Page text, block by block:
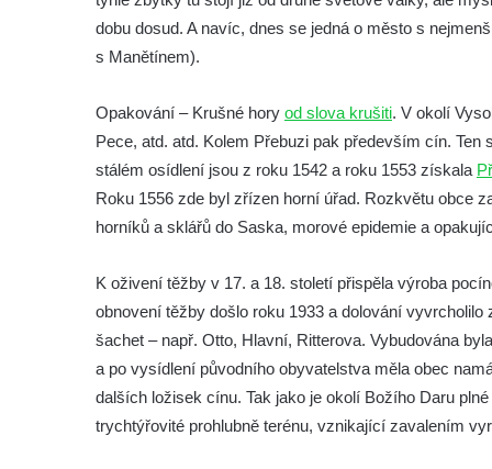
Dům čp. 104/9 na Lužickém náměstí v
Rumburku
Dům čp. 99/4 na Lužickém náměstí v
Rumburku (tiskárna Heinricha Pfeifera)
Bývalý špitál v Teplé
Josef Meisel jun., tkalcovna a barevna u
Mattoniho továrna v lázních Kyselka
Vilemínka (Vilemínin dvůr) v lázních
Kyselka
Švýcarský dvůr v lázních Kyselka
dobu dosud. A navíc, dnes se jedná o město s
s Manětínem).
Opakování – Krušné hory od slova krušiti. V okolí
Pece, atd. atd. Kolem Přebuzi pak především cín.
stálém osídlení jsou z roku 1542 a roku 1553 získala
Roku 1556 zde byl zřízen horní úřad. Rozkvětu obce
horníků a sklářů do Saska, morové epidemie a
K oživení těžby v 17. a 18. století přispěla výroba
obnovení těžby došlo roku 1933 a dolování
šachet – např. Otto, Hlavní, Ritterova. Vybudována
a po vysídlení původního obyvatelstva měla obec
dalších ložisek cínu. Tak jako je okolí Božího Daru
trychtýřovité prohlubně terénu, vznikající zavalením